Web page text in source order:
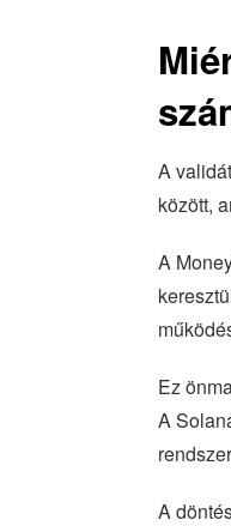
A
között,
A
Ez
A
A